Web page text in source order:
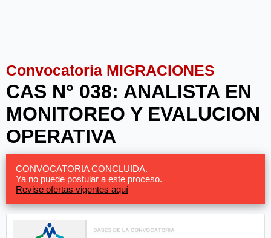
Convocatoria MIGRACIONES
CAS N° 038: ANALISTA EN
MONITOREO Y EVALUCION
OPERATIVA
CONVOCATORIA CONCLUIDA.
Ya no puede postular a este proceso.
Revise ofertas vigentes aquí